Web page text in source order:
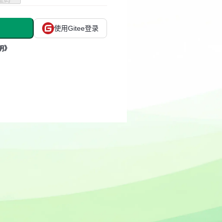
使用Gitee登录
》